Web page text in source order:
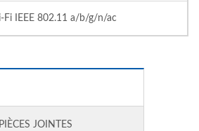
Fi IEEE 802.11 a/b/g/n/ac
JOINTES